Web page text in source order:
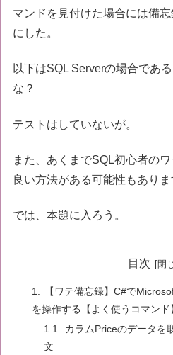
マンドを見付けた場合には備
にした。
以下はSQL Serverの場合であ
な？
テストはしていないが。
また、あくまでSQL初心者の
良い方法がある可能性もありま
では、本題に入ろう。
目次
【ワテ備忘録】C#で
を操作する【よく使うコマンド
カラムPriceのデータを
文